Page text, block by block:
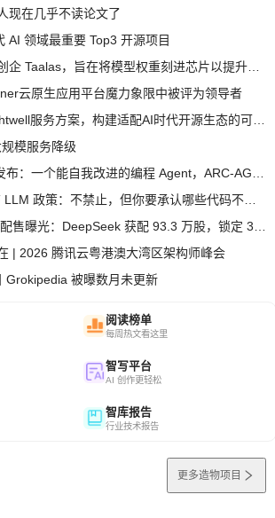
现在几乎不读论文了
AI 领域最重要 Top3 开源项目
云原生应用平台魔力象限中被评为领导者
模服务降级
| 2026 腾讯云粤港澳大湾区架构师峰会
Grokipedia 被曝数月未更新
阅读榜单
每周热文看这里
智写平台
AI 创作更轻松
智库报告
行业技术报告
更多造物项目